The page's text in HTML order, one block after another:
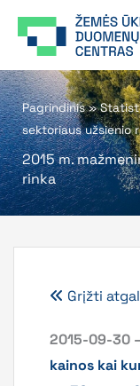
prie
Pagrindinis»
sektoriaus užsienio
2015 m.
rinka
Grįžti atgal
2015-09-30
kainos kai